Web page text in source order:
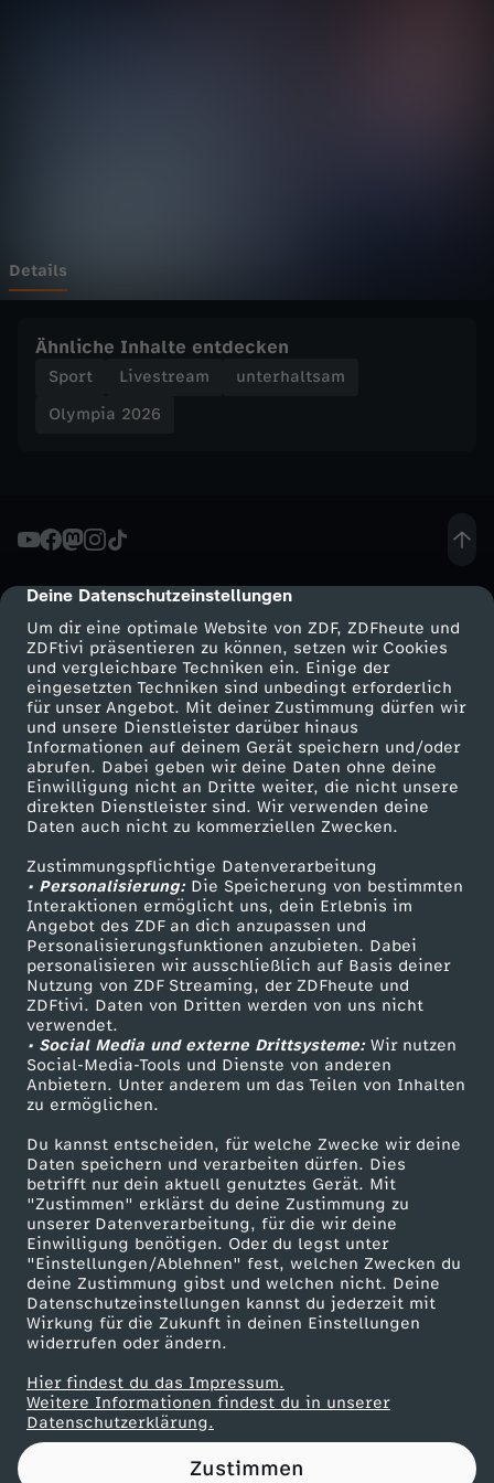
cmp-dialog-description
Deine Datenschutzeinstellungen
Um dir eine optimale Website von ZDF, ZDFheute und
ZDFtivi präsentieren zu können, setzen wir Cookies
und vergleichbare Techniken ein. Einige der
eingesetzten Techniken sind unbedingt erforderlich
für unser Angebot. Mit deiner Zustimmung dürfen wir
und unsere Dienstleister darüber hinaus
Informationen auf deinem Gerät speichern und/oder
abrufen. Dabei geben wir deine Daten ohne deine
Einwilligung nicht an Dritte weiter, die nicht unsere
direkten Dienstleister sind. Wir verwenden deine
Daten auch nicht zu kommerziellen Zwecken.
Zustimmungspflichtige Datenverarbeitung
• Personalisierung:Die Speicherung von bestimmten
Interaktionen ermöglicht uns, dein Erlebnis im
Angebot des ZDF an dich anzupassen und
Personalisierungsfunktionen anzubieten. Dabei
personalisieren wir ausschließlich auf Basis deiner
Nutzung von ZDF Streaming, der ZDFheute und
ZDFtivi. Daten von Dritten werden von uns nicht
verwendet.
• Social Media und externe Drittsysteme:Wir nutzen
Social-Media-Tools und Dienste von anderen
Anbietern. Unter anderem um das Teilen von Inhalten
zu ermöglichen.
Du kannst entscheiden, für welche Zwecke wir deine
Daten speichern und verarbeiten dürfen. Dies
betrifft nur dein aktuell genutztes Gerät. Mit
"Zustimmen" erklärst du deine Zustimmung zu
unserer Datenverarbeitung, für die wir deine
Einwilligung benötigen. Oder du legst unter
"Einstellungen/Ablehnen" fest, welchen Zwecken du
deine Zustimmung gibst und welchen nicht. Deine
Datenschutzeinstellungen kannst du jederzeit mit
Wirkung für die Zukunft in deinen Einstellungen
widerrufen oder ändern.
Hier findest du das Impressum.
Weitere Informationen findest du in unserer
Datenschutzerklärung.
Zustimmen
E
s
h
c
k
e
y
:
M
ä
n
n
e
r
,
H
a
l
b
f
i
Details
Ähnliche Inhalte entdecken
Sport Livestream
unterhaltsam
Olympia 2026
Mehr ZDF
ZDF-Apps
Smart TV
ZDFtext
Livestreams
Sendungen A-Z
TV-Programm
Service
ZDFmitreden
Kontakt zum ZDF
Tickets
Zuschauerservice
Hilfe
ZDF Unternehmen
Karriere
ZDF goes Schule
Werbefernsehen
Mainzelmännchen
Partner